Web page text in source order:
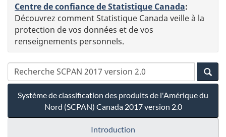
Centre de confiance de Statistique Canada:
Découvrez comment Statistique Canada veille à la
protection de vos données et de vos
renseignements personnels.
Système de classification des produits de l'Amérique du
Nord (SCPAN) Canada 2017 version 2.0
Introduction